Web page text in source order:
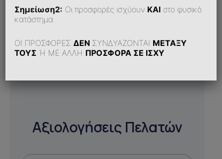
Αξιολογήσεις Πελατών
Σημείωση2: Οι προσφορές ισχύουν ΚΑΙ στο φυσικό
κατάστημα.
ΟΙ ΠΡΟΣΦΟΡΕΣΔΕΝ ΣΥΝΔΥΑΖΟΝΤΑΙ ΜΕΤΑΞΥ
ΤΟΥΣ Ή ΜΕ ΑΛΛΗ ΠΡΟΣΦΟΡΑ ΣΕ ΙΣΧΥ